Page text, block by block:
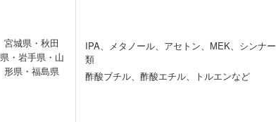
宮城県・秋田
県・岩手県・山
形県・福島県
IPA、メタノール、アセトン、MEK、シンナー
類
酢酸ブチル、酢酸エチル、トルエンなど